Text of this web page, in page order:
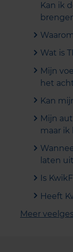
Kan ik
Wat is
Mijn
het
Kan
Mijn
maar ik
laten
Is
Heeft
Meer